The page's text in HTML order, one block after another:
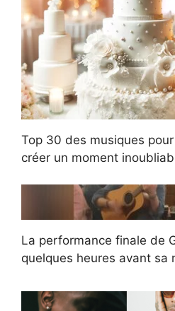
Top 30 des musiques
créer un moment
La performance finale de
quelques heures avant sa